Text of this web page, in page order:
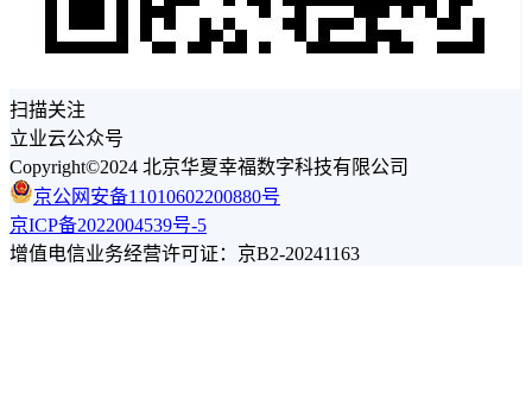
扫描关注
立业云公众号
Copyright©2024 北京华夏幸福数字科技有限公司
京公网安备11010602200880号
京ICP备2022004539号-5
增值电信业务经营许可证：京B2-20241163